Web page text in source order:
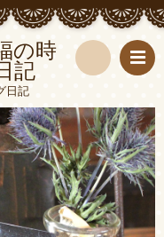
の時
記
日記
索